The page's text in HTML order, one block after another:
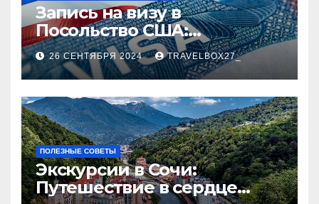
Запись на визу в
Посольство США:
Пошаговое руководство
26 СЕНТЯБРЯ 2024 TRAVELBOX27_
ПОЛЕЗНЫЕ СОВЕТЫ
Экскурсии в Сочи:
Путешествие в сердце